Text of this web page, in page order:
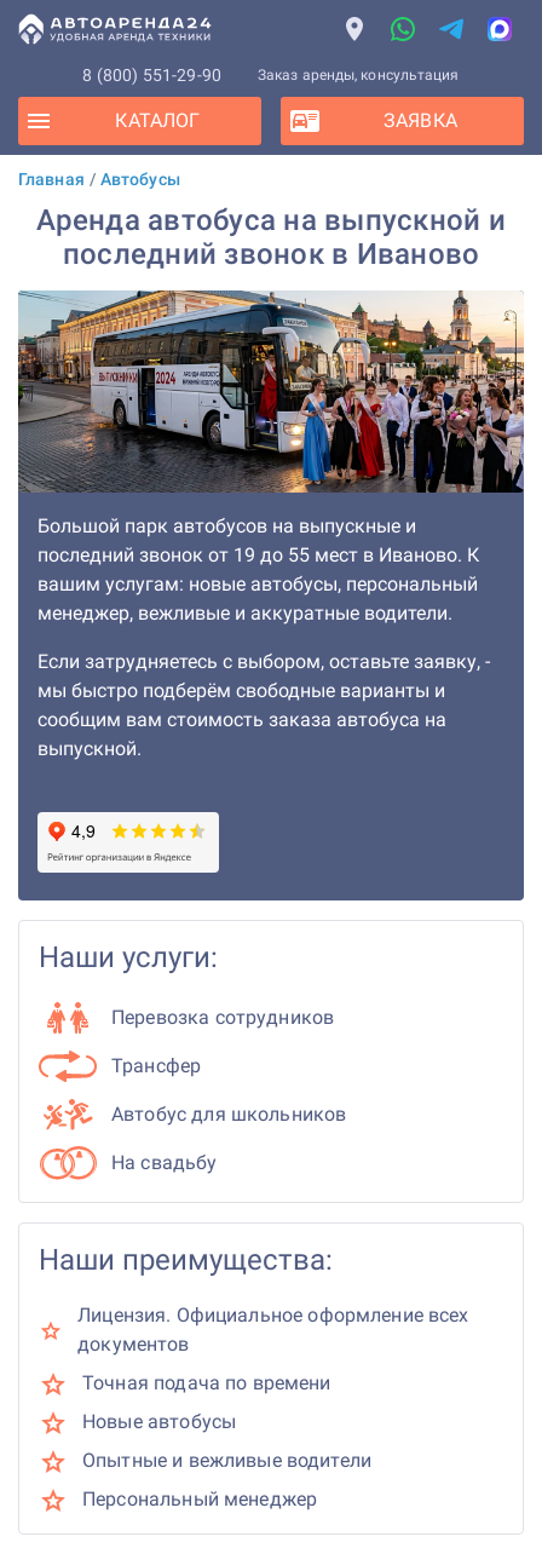
8 (800) 551-29-90 Заказ аренды, консультация
КАТАЛОГ ЗАЯВКА
Главная / Автобусы
Аренда автобуса на выпускной и
последний звонок в Иваново
Большой парк автобусов на выпускные и
последний звонок от 19 до 55 мест в Иваново. К
вашим услугам: новые автобусы, персональный
менеджер, вежливые и аккуратные водители.
Если затрудняетесь с выбором, оставьте заявку, -
мы быстро подберём свободные варианты и
сообщим вам стоимость заказа автобуса на
выпускной.
Наши услуги:
Перевозка сотрудников
Трансфер
Автобус для школьников
На свадьбу
Наши преимущества:
Лицензия. Официальное оформление всех
документов
Точная подача по времени
Новые автобусы
Опытные и вежливые водители
Персональный менеджер